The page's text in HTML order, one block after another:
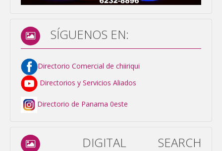
SÍGUENOS EN:
Directorio Comercial de chiiriqui
Directorios y Servicios Aliados
Directorio de Panama 0este
DIGITAL SEARCH